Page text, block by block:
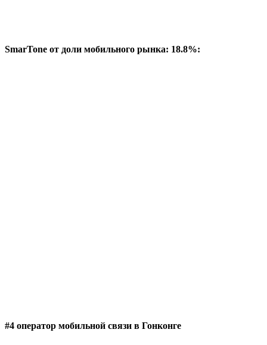
SmarTone от доли мобильного рынка: 18.8%:
#4 оператор мобильной связи в Гонконге